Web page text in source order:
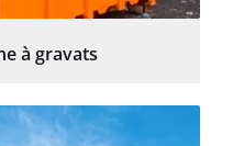
à gravats